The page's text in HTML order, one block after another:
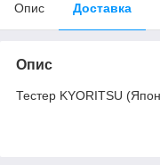
Опис Доставка
Опис
Тестер KYORITSU